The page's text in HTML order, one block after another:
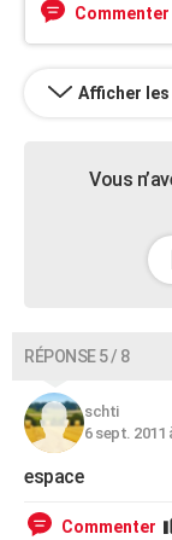
Commenter
Afficher
Vous
RÉPONSE 5 / 8
schti
6 sept. 2011
espace
Commenter